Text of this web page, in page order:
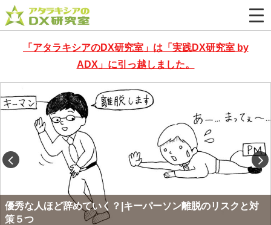
「アタラキシアのDX研究室」は「実践DX研究室 by
ADX」に引っ越しました。
優秀な人ほど辞めていく？|キーパーソン離脱のリスクと対
策５つ